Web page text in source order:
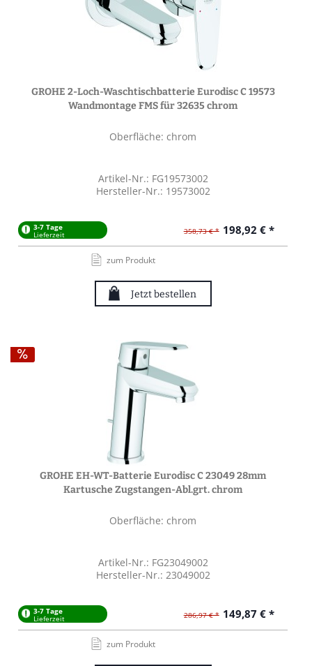
GROHE 2-Loch-Waschtischbatterie Eurodisc C 19573
Wandmontage FMS für 32635 chrom
Oberfläche: chrom
Artikel-Nr.: FG19573002
Hersteller-Nr.: 19573002
3-7 Tage
Lieferzeit 358,73 € * 198,92 € *
zum Produkt
Jetzt bestellen
GROHE EH-WT-Batterie Eurodisc C 23049 28mm
Kartusche Zugstangen-Abl.grt. chrom
Oberfläche: chrom
Artikel-Nr.: FG23049002
Hersteller-Nr.: 23049002
3-7 Tage
Lieferzeit 286,97 € * 149,87 € *
zum Produkt